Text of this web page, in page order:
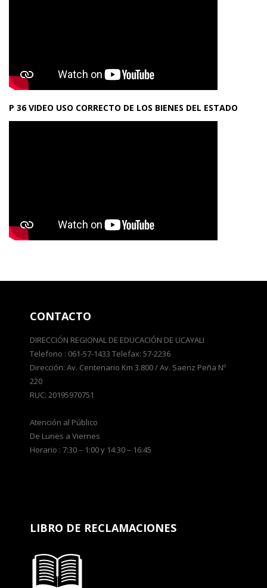
P 36 VIDEO USO CORRECTO DE LOS BIENES DEL ESTADO
CONTACTO
DIRECCIÓN REGIONAL DE EDUCACIÓN DE UCAYALI
Telefono : 061-57-1433 Telefax: 57-2236
Dirección: Av. Centenario Km 3.800 / Av. Saenz Peña Nº
220
RUC: 20195970751
Atención al Público
De Lunes a Viernes
Horario : 7:30 – 1:00 y 14:30 – 16:45
LIBRO DE RECLAMACIONES